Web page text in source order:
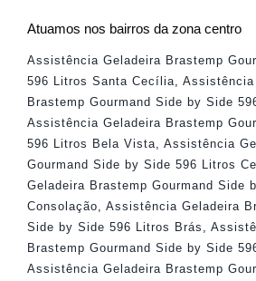
Atuamos nos bairros da zona centro
Assistência Geladeira Brastemp
596 Litros Santa Cecília
Assistência
Brastemp Gourmand Side by Side
Assistência Geladeira Brastemp
596 Litros Bela Vista
Assistência
Gourmand Side by Side 596 Litros
Geladeira Brastemp Gourmand Side
Consolação
Assistência Geladeira
Side by Side 596 Litros Brás
Brastemp Gourmand Side by Side
Assistência Geladeira Brastemp